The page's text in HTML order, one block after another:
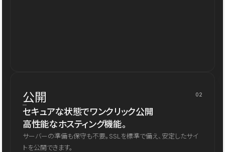
公開 02
セキュアな状態でワンクリック公開
高性能なホスティング機能。
サーバーの準備も保守も不要。SSLを標準で備え、安定したサイ
トを公開できます。